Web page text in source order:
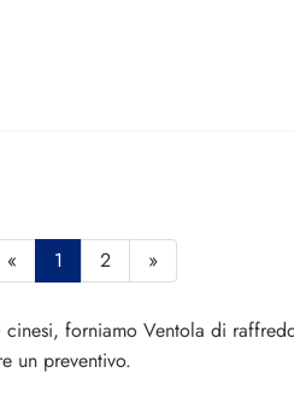
« 1 2 »
forniamo Ventola di
un preventivo.